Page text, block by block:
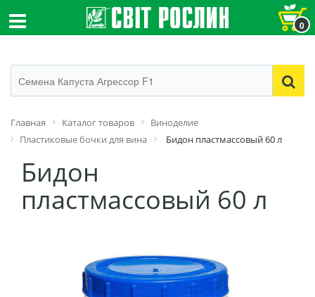
0
Главная Каталог товаров
Виноделие
Пластиковые бочки для вина
Бидон пластмассовый 60 л
Бидон
пластмассовый 60 л